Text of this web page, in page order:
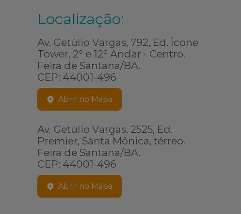
Localização:
Av. Getúlio Vargas, 792, Ed. Ícone
Tower, 2º e 12º Andar - Centro.
Feira de Santana/BA.
CEP: 44001-496
Abrir no Mapa
Av. Getúlio Vargas, 2525, Ed.
Premier, Santa Mônica, térreo.
Feira de Santana/BA.
CEP: 44001-496
Abrir no Mapa